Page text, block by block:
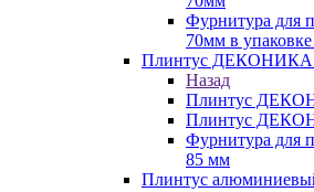
Фурнитура
70мм в
Плинтус ДЕКОНИКА
Назад
Плинтус
Плинтус
Фурнитура
85 мм
Плинтус